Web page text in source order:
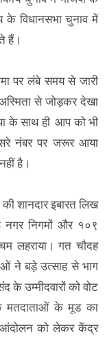
के विधानसभा चुनाव में
हैं।
पर लंबे समय से जारी
से जोड़कर देखा
के साथ ही आप को भी
नंबर पर जरूर आया
है।
शानदार इबारत लिख
नगर निगमों और १०९
लहराया। गत चौदह
ने बड़े उत्साह से भाग
के उम्मीदवारों को वोट
के मतदाताओं के मूड का
आंदोलन को लेकर केंद्र